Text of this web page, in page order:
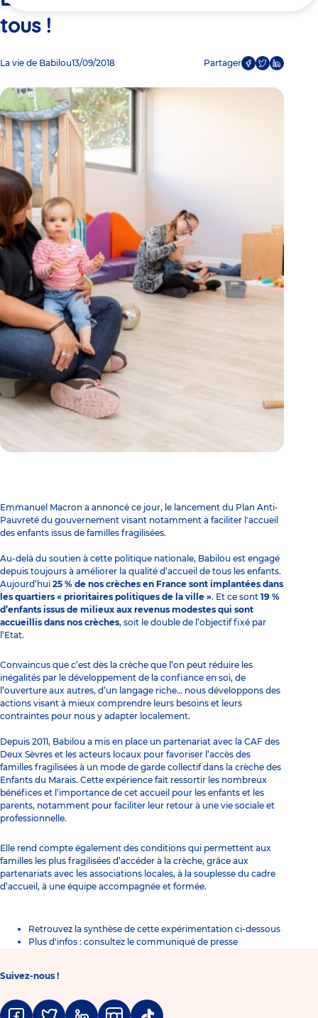
ici
tous !
La vie de Babilou13/09/2018 Partager
Emmanuel Macron a annoncé ce jour, le lancement du Plan Anti-
Pauvreté du gouvernement visant notamment à faciliter l'accueil
des enfants issus de familles fragilisées.
Au-delà du soutien à cette politique nationale, Babilou est engagé
depuis toujours à améliorer la qualité d’accueil de tous les enfants.
Aujourd’hui 25 % de nos crèches en France sont implantées dans
les quartiers « prioritaires politiques de la ville ». Et ce sont 19 %
d’enfants issus de milieux aux revenus modestes qui sont
accueillis dans nos crèches, soit le double de l’objectif fixé par
l’Etat.
Convaincus que c’est dès la crèche que l’on peut réduire les
inégalités par le développement de la confiance en soi, de
l’ouverture aux autres, d’un langage riche… nous développons des
actions visant à mieux comprendre leurs besoins et leurs
contraintes pour nous y adapter localement.
Depuis 2011, Babilou a mis en place un partenariat avec la CAF des
Deux Sèvres et les acteurs locaux pour favoriser l’accès des
familles fragilisées à un mode de garde collectif dans la crèche des
Enfants du Marais. Cette expérience fait ressortir les nombreux
bénéfices et l’importance de cet accueil pour les enfants et les
parents, notamment pour faciliter leur retour à une vie sociale et
professionnelle.
Elle rend compte également des conditions qui permettent aux
familles les plus fragilisées d’accéder à la crèche, grâce aux
partenariats avec les associations locales, à la souplesse du cadre
d’accueil, à une équipe accompagnée et formée.
Retrouvez la synthèse de cette expérimentation ci-dessous
Plus d'infos : consultez le communiqué de presse
Suivez-nous !